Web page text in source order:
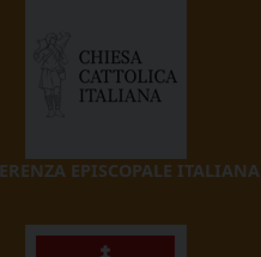
EPISCOPALE ITALIANA